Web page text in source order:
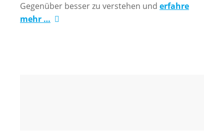
Gegenüber besser zu verstehen und erfahre
mehr …